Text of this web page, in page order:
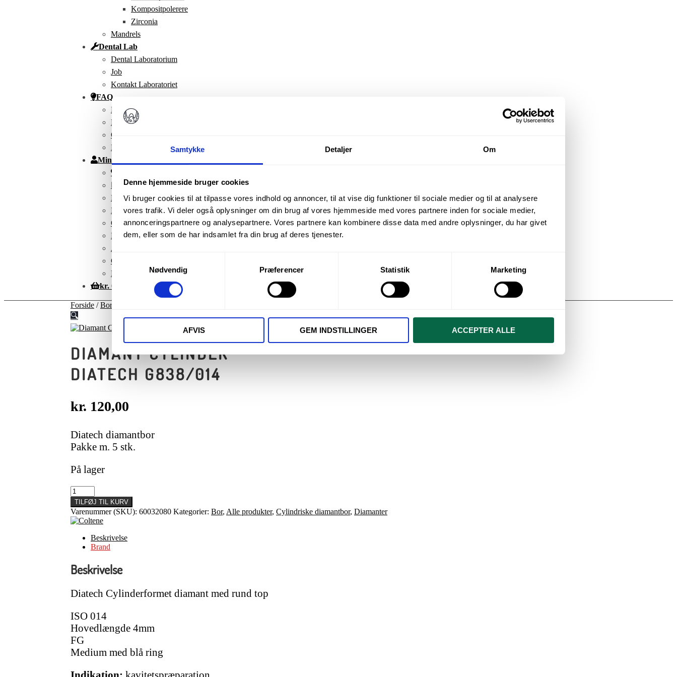
Samtykke Detaljer Om
Denne hjemmeside bruger cookies
Vi bruger cookies til at tilpasse vores indhold og annoncer, til at vise dig funktioner til sociale medier og til at analysere
vores trafik. Vi deler også oplysninger om din brug af vores hjemmeside med vores partnere inden for sociale medier,
annonceringspartnere og analysepartnere. Vores partnere kan kombinere disse data med andre oplysninger, du har givet
dem, eller som de har indsamlet fra din brug af deres tjenester.
Samtykkevalg
Nødvendig
Præferencer Statistik Marketing
AFVIS GEM INDSTILLINGER ACCEPTER ALLE
Kompositpolerere
Zirconia
Mandrels
Dental Lab
Dental Laboratorium
Job
Kontakt Laboratoriet
FAQ
Kontakt
FAQ
Om Os
Nyhedsbrev
Min Konto
Mine produkter
Kurv
Kasse
Ordrer
Kontoinformationer
Adresser
Glemt adgangskode
Betingelser
kr. 0,00
Forside /Bor
🔍
DIAMANT CYLINDER
DIATECH G838/014
kr. 120,00
Diatech diamantbor
Pakke m. 5 stk.
På lager
Diamant
Cylinder
Diatech
G838/014
antal
TILFØJ TIL KURV
Varenummer (SKU):60032080 Kategorier:Bor, Alle produkter,Cylindriske diamantbor,Diamanter
Beskrivelse
Brand
Beskrivelse
Diatech Cylinderformet diamant med rund top
ISO 014
Hovedlængde 4mm
FG
Medium med blå ring